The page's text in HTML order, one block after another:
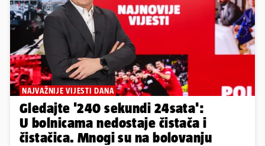
NAJVAŽNIJE VIJESTI DANA
Gledajte '240 sekundi 24sata':
U bolnicama nedostaje čistača i
čistačica. Mnogi su na bolovanju